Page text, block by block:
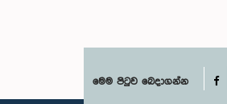
මෙම පිටුව බෙදාගන්න